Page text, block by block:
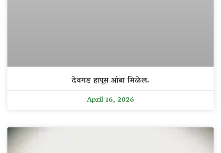
देवगड हापूस आंबा मिळेल.
April 16, 2026